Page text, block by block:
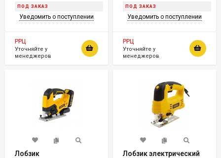
SDS-патрон /
Маятниковый ход / 6
ПОД ЗАКАЗ
Уведомить о поступлении
РРЦ
Уточняйте у
менеджеров
Мощность 900 Вт /
Лазер / LED-подсветка /
подошва /
Маятниковый ход / 6
скоростей) (арт. 7077)
ПОД ЗАКАЗ
Уведомить о поступлении
РРЦ
Уточняйте у
менеджеров
Лобзик
Лобзик электрический